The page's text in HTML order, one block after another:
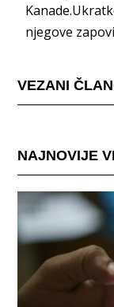
njegove
VEZANI
NAJNOVIJE